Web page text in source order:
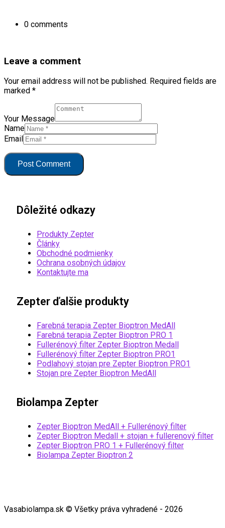
0 comments
Leave a comment
Your email address will not be published. Required fields are
marked *
Your Message
Name
Email
Dôležité odkazy
Produkty Zepter
Články
Obchodné podmienky
Ochrana osobných údajov
Kontaktujte ma
Zepter ďalšie produkty
Farebná terapia Zepter Bioptron MedAll
Farebná terapia Zepter Bioptron PRO 1
Fullerénový filter Zepter Bioptron Medall
Fullerénový filter Zepter Bioptron PRO1
Podlahový stojan pre Zepter Bioptron PRO1
Stojan pre Zepter Bioptron MedAll
Biolampa Zepter
Zepter Bioptron MedAll + Fullerénový filter
Zepter Bioptron Medall + stojan + fullerenový filter
Zepter Bioptron PRO 1 + Fullerénový filter
Biolampa Zepter Bioptron 2
Vasabiolampa.sk © Všetky práva vyhradené - 2026